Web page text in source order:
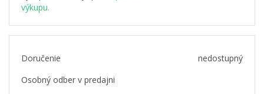
výkupu.
Doručenie
nedostupný
Osobný odber v predajni